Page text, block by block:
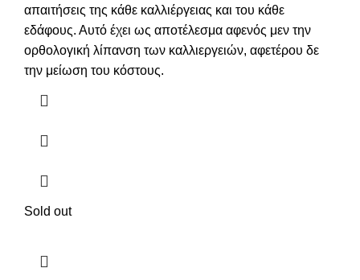
απαιτήσεις της κάθε καλλιέργειας και του κάθε
εδάφους. Αυτό έχει ως αποτέλεσμα αφενός μεν την
ορθολογική λίπανση των καλλιεργειών, αφετέρου δε
την μείωση του κόστους.
Sold out